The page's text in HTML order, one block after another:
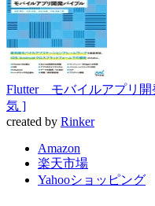
Flutter モバイルアプリ開
気 ]
created by Rinker
Amazon
楽天市場
Yahooショッピング